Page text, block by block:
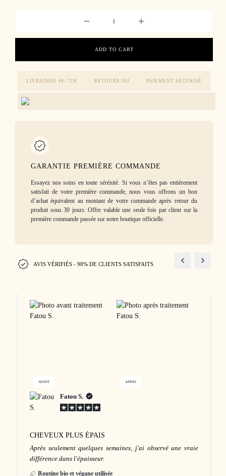
ADD TO CART
LIVRAISON 48–72H RETOURS 30J PAIEMENT SÉCURISÉ
GARANTIE PREMIÈRE COMMANDE
Essayez nos soins en toute sérénité. Si vous n’êtes pas entièrement
satisfait de votre première commande, nous vous offrons un bon
d’achat équivalent au montant de votre commande après retour du
produit sous 30 jours. Offre valable une seule fois par client sur la
première commande passée sur notre boutique officielle.
AVIS VÉRIFIÉS - 98% DE CLIENTS SATISFAITS
AVANT APRÈS
Fatou S.
CHEVEUX PLUS ÉPAIS
Après seulement quelques semaines, j'ai observé une vraie
différence dans l'épaisseur.
Routine bio et végane utilisée